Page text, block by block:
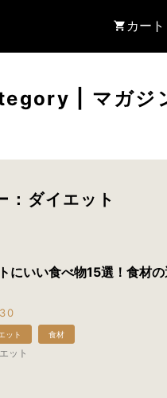
カート
マガジ
：ダイエット
にいい食べ物15選！食材
ット 食材
ット